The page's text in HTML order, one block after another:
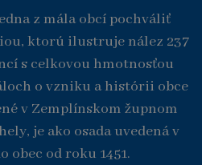
z mála obcí pochváliť
ktorú ilustruje nález 237
s celkovou hmotnosťou
o vzniku a histórii obce
v Zemplínskom župnom
je ako osada uvedená v
obec od roku 1451.